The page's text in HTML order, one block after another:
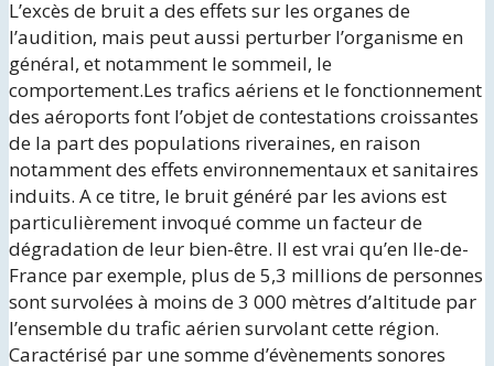
L’excès de bruit a des effets sur les organes de
l’audition, mais peut aussi perturber l’organisme en
général, et notamment le sommeil, le
comportement.Les trafics aériens et le fonctionnement
des aéroports font l’objet de contestations croissantes
de la part des populations riveraines, en raison
notamment des effets environnementaux et sanitaires
induits. A ce titre, le bruit généré par les avions est
particulièrement invoqué comme un facteur de
dégradation de leur bien-être. Il est vrai qu’en Ile-de-
France par exemple, plus de 5,3 millions de personnes
sont survolées à moins de 3 000 mètres d’altitude par
l’ensemble du trafic aérien survolant cette région.
Caractérisé par une somme d’évènements sonores